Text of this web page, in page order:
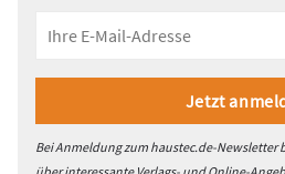
Bei Anmeldung zum haustec.de-Newsletter